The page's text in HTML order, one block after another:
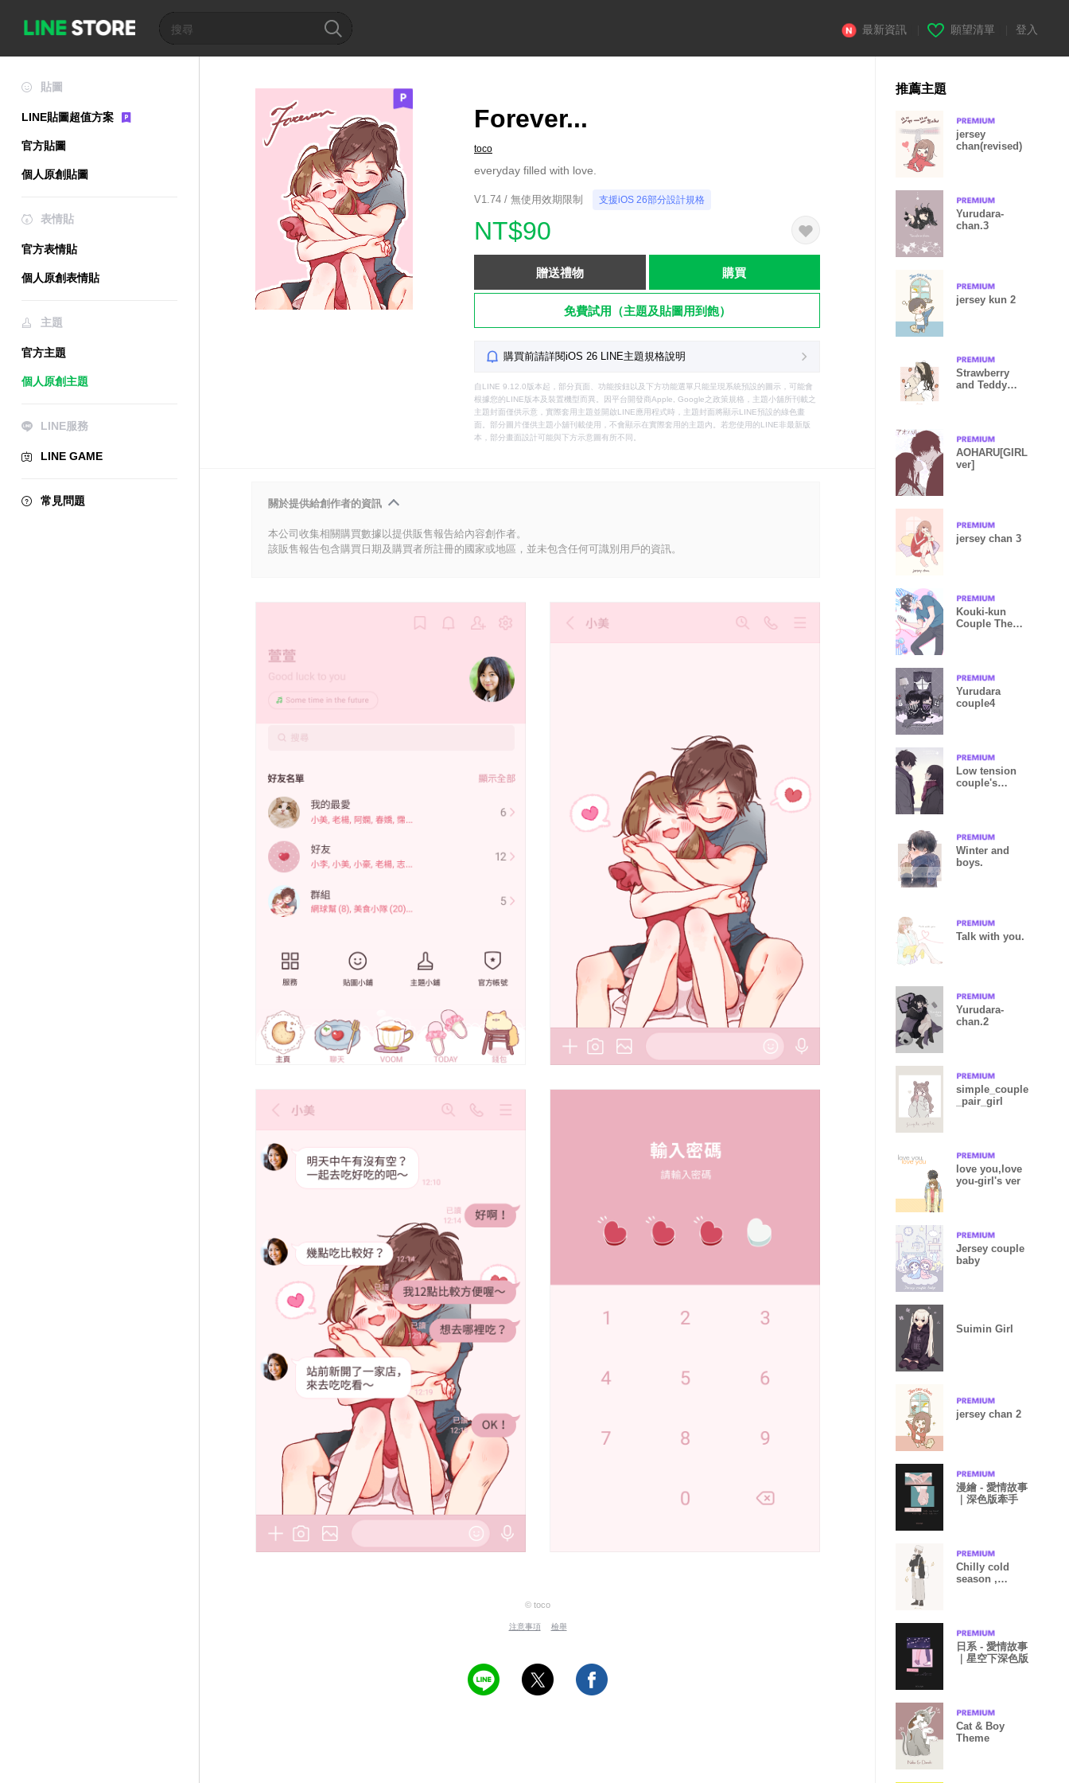
最新資訊 願望清單 登入
貼圖
LINE貼圖超值方案
官方貼圖
個人原創貼圖
表情貼
官方表情貼
個人原創表情貼
主題
官方主題
個人原創主題
LINE服務
LINE GAME
常見問題
Forever...
toco
everyday filled with love.
V1.74 / 無使用效期限制 支援iOS 26部分設計規格
NT$90
贈送禮物 購買
免費試用（主題及貼圖用到飽）
購買前請詳閱iOS 26 LINE主題規格說明
自LINE 9.12.0版本起，部分頁面、功能按鈕以及下方功能選單只能呈現系統預設的圖示，可能會
根據您的LINE版本及裝置機型而異。因平台開發商Apple, Google之政策規格，主題小舖所刊載之
主題封面僅供示意，實際套用主題並開啟LINE應用程式時，主題封面將顯示LINE預設的綠色畫
面。部分圖片僅供主題小舖刊載使用，不會顯示在實際套用的主題內。若您使用的LINE非最新版
本，部分畫面設計可能與下方示意圖有所不同。
關於提供給創作者的資訊
本公司收集相關購買數據以提供販售報告給內容創作者。
該販售報告包含購買日期及購買者所註冊的國家或地區，並未包含任何可識別用戶的資訊。
© toco
注意事項 檢舉
推薦主題
jersey
chan(revised)
Yurudara-
chan.3
jersey kun 2
Strawberry
and Teddy
AOHARU[GIRL
ver]
jersey chan 3
Kouki-kun
Couple Theme
Yurudara
couple4
Low tension
couple's
Winter and
boys.
Talk with you.
Yurudara-
chan.2
simple_couple
_pair_girl
love you,love
you-girl's ver
Jersey couple
baby
Suimin Girl
jersey chan 2
漫繪 - 愛情故事
｜深色版牽手
Chilly cold
season ,
日系 - 愛情故事
｜星空下深色版
Cat & Boy
Theme